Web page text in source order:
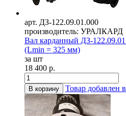
арт. ДЗ-122.09.01.000
производитель: УРАЛКАРД
Вал карданный ДЗ-
(Lmin = 325 мм)
за шт
18 400 р.
В корзину Товар добавлен